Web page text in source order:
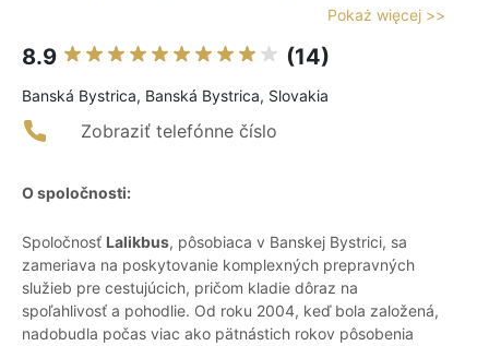
Pokaż więcej >>
8.9 (14)
Banská Bystrica, Banská Bystrica, Slovakia
Zobraziť telefónne číslo
O spoločnosti:
Spoločnosť Lalikbus, pôsobiaca v Banskej Bystrici, sa
zameriava na poskytovanie komplexných prepravných
služieb pre cestujúcich, pričom kladie dôraz na
spoľahlivosť a pohodlie. Od roku 2004, keď bola založená,
nadobudla počas viac ako pätnástich rokov pôsobenia